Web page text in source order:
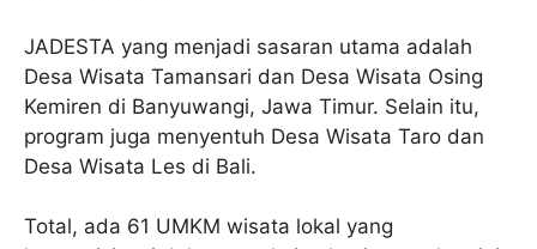
JADESTA yang menjadi sasaran utama adalah
Desa Wisata Tamansari dan Desa Wisata Osing
Kemiren di Banyuwangi, Jawa Timur. Selain itu,
program juga menyentuh Desa Wisata Taro dan
Desa Wisata Les di Bali.
Total, ada 61 UMKM wisata lokal yang